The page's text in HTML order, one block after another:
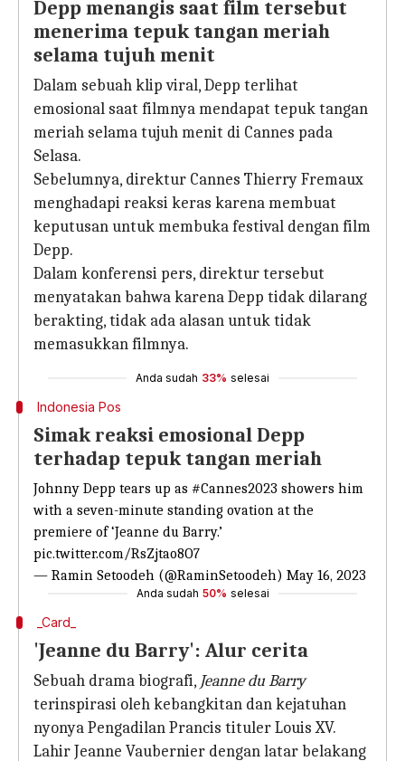
Depp menangis saat film tersebut
menerima tepuk tangan meriah
selama tujuh menit
Dalam sebuah klip viral, Depp terlihat
emosional saat filmnya mendapat tepuk tangan
meriah selama tujuh menit di Cannes pada
Selasa.
Sebelumnya, direktur Cannes Thierry Fremaux
menghadapi reaksi keras karena membuat
keputusan untuk membuka festival dengan film
Depp.
Dalam konferensi pers, direktur tersebut
menyatakan bahwa karena Depp tidak dilarang
berakting, tidak ada alasan untuk tidak
memasukkan filmnya.
Anda sudah 33% selesai
Indonesia Pos
Simak reaksi emosional Depp
terhadap tepuk tangan meriah
Johnny Depp tears up as #Cannes2023 showers him
with a seven-minute standing ovation at the
premiere of ‘Jeanne du Barry.’
pic.twitter.com/RsZjtao8O7
— Ramin Setoodeh (@RaminSetoodeh) May 16, 2023
Anda sudah 50% selesai
_Card_
'Jeanne du Barry': Alur cerita
Sebuah drama biografi, Jeanne du Barry
terinspirasi oleh kebangkitan dan kejatuhan
nyonya Pengadilan Prancis tituler Louis XV.
Lahir Jeanne Vaubernier dengan latar belakang